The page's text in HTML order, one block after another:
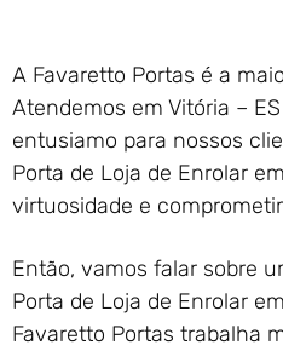
A Favaretto Portas é a
Atendemos em Vitória –
entusiamo para nossos
Porta de Loja de Enrolar
virtuosidade e
Então, vamos falar sobre
Porta de Loja de Enrolar
Favaretto Portas trabalha